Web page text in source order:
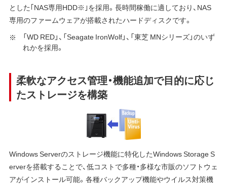
とした｢NAS専用HDD※｣を採用。長時間稼働に適しており、NAS
専用のファームウェアが搭載されたハードディスクです。
「WD RED」、「Seagate IronWolf」、「東芝 MNシリーズ」のいず
れかを採用。
柔軟なアクセス管理・機能追加で目的に応じ
たストレージを構築
Windows Serverのストレージ機能に特化したWindows Storage S
erverを搭載することで、低コストで多種・多様な市販のソフトウェ
アがインストール可能。各種バックアップ機能やウイルス対策機